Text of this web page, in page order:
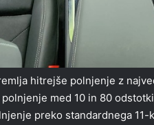
hitrejše polnjenje z
med 10 in 80
preko standardnega